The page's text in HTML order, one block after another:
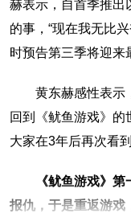
赫表示，自首季推出
的事，“现在我无比
时预告第三季将迎来
黄东赫感性表示，
回到《鱿鱼游戏》的
大家在3年后再次看
《鱿鱼游戏》
报仇，于是重返游戏